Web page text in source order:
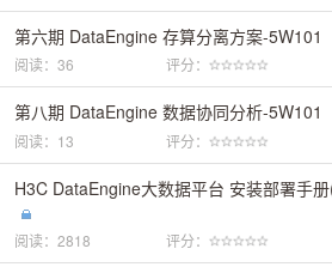
第六期 DataEngine 存算分离方案-5W101
阅读：36 评分：
第八期 DataEngine 数据协同分析-5W101
阅读：13 评分：
H3C DataEngine大数据平台 安装部署手
阅读：2818 评分：